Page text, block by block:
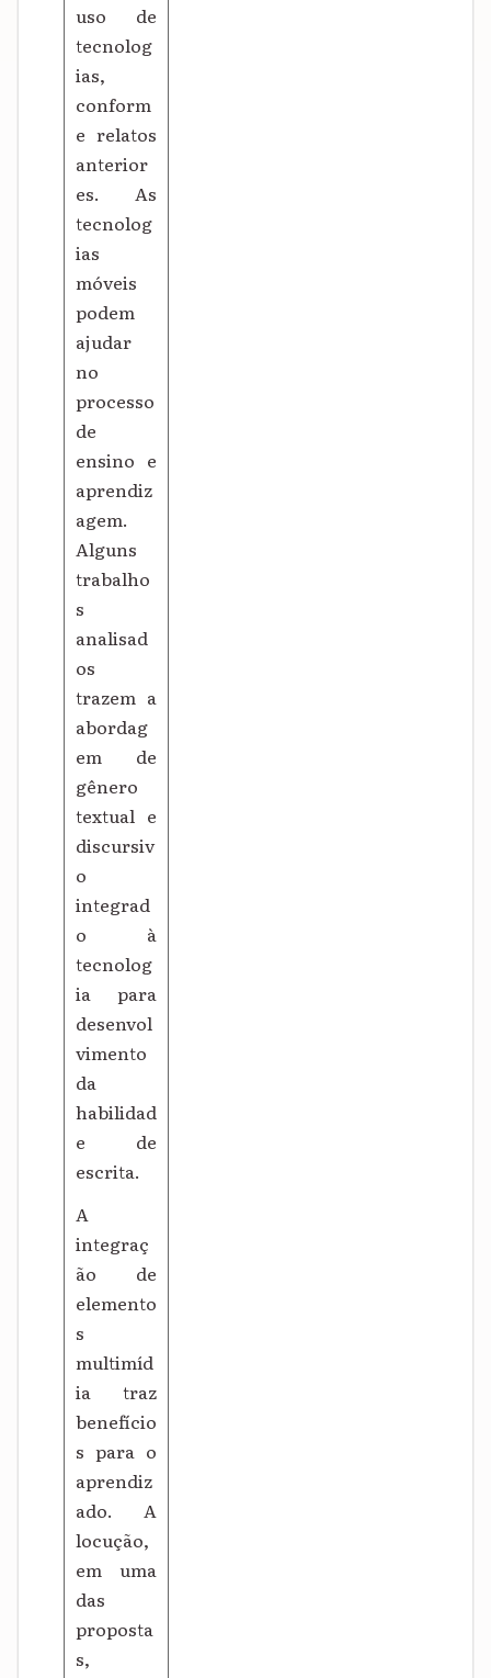
uso de
tecnolog
ias,
conform
e relatos
anterior
es. As
tecnolog
ias
móveis
podem
ajudar
no
processo
de
ensino e
aprendiz
agem.
Alguns
trabalho
s
analisad
os
trazem a
abordag
em de
gênero
textual e
discursiv
o
integrad
o à
tecnolog
ia para
desenvol
vimento
da
habilidad
e de
escrita.
A
integraç
ão de
elemento
s
multimíd
ia traz
benefício
s para o
aprendiz
ado. A
locução,
em uma
das
proposta
s,